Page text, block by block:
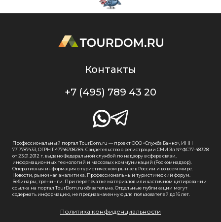
Контакты
+7 (495) 789 43 20
Профессиональный портал TourDom.ru — проект ООО «Служба Банко», ИНН
7717787433, ОГРН 1147746708284. Свидетельство о регистрации СМИ Эл № ФС77-48328
от 23.01.2012 г. выдано Федеральной службой по надзору в сфере связи,
информационных технологий и массовых коммуникаций (Роскомнадзор).
Оперативная информация о туристическом рынке в России и во всем мире.
Новости, рыночная аналитика. Профессиональный туристический форум.
Вебинары, тренинги. При перепечатке материалов или частичном цитировании
ссылка на портал TourDom.ru обязательна. Отдельные публикации могут
содержать информацию, не предназначенную для пользователей до 16 лет.
Политика конфиденциальности